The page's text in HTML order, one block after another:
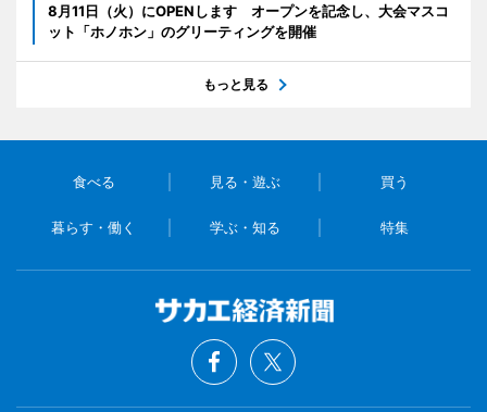
8月11日（火）にOPENします オープンを記念し、大会マスコ
ット「ホノホン」のグリーティングを開催
もっと見る
食べる 見る・遊ぶ 買う
暮らす・働く 学ぶ・知る 特集